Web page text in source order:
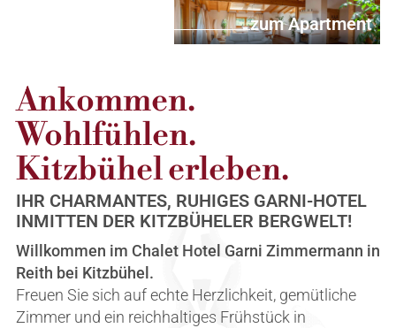
zum Apartment
Ankommen.
Wohlfühlen.
Kitzbühel erleben.
IHR CHARMANTES, RUHIGES GARNI-HOTEL
INMITTEN DER KITZBÜHELER BERGWELT!
Willkommen im Chalet Hotel Garni Zimmermann in
Reith bei Kitzbühel.
Freuen Sie sich auf echte Herzlichkeit, gemütliche
Zimmer und ein reichhaltiges Frühstück in